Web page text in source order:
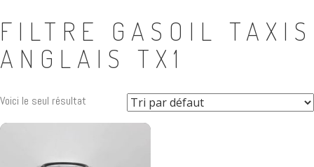
FILTRE GASOIL TAXIS
ANGLAIS TX1
Voici le seul résultat